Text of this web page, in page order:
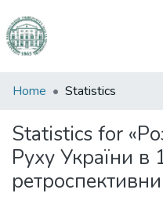
Communities
Collections
All of DSpace
Home Statistics
Statistics for
Руху України в